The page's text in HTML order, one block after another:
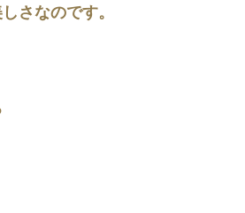
さなのです。